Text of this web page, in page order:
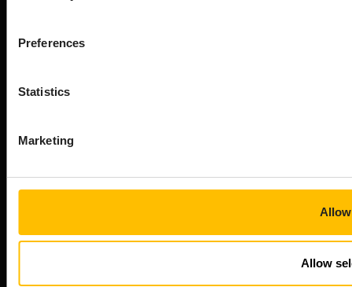
Preferences
Statistics
Marketing
Allow
イスデータをAI対応データに変換し、クラウドからエッジ